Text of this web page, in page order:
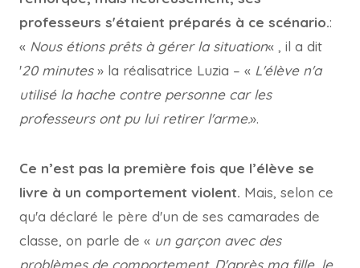
professeurs s'étaient préparés à ce scénario.:
« Nous étions prêts à gérer la situation« , il a dit
'20 minutes» la réalisatrice Luzia – « L'élève n'a
utilisé la hache contre personne car les
professeurs ont pu lui retirer l'arme.».
Ce n’est pas la première fois que l’élève se
livre à un comportement violent. Mais, selon ce
qu'a déclaré le père d'un de ses camarades de
classe, on parle de « un garçon avec des
problèmes de comportement. D'après ma fille, le